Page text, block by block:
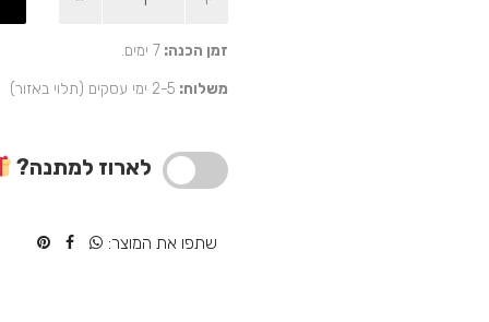
משפחתית
תמונות
קוביות
בעיצוב
זמן הכנה: 7 ימים.
משלוח: 2-5 ימי עסקים (תלוי באזור)
לארוז למתנה?
שתפו את המוצר: